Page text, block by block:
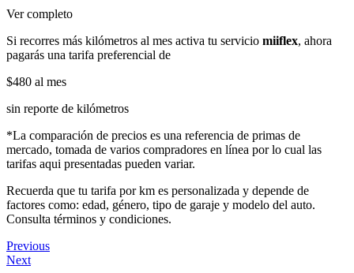
Ver completo
Si recorres más kilómetros al mes activa tu servicio miiflex, ahora
pagarás una tarifa preferencial de
$480 al mes
sin reporte de kilómetros
*La comparación de precios es una referencia de primas de
mercado, tomada de varios compradores en línea por lo cual las
tarifas aqui presentadas pueden variar.
Recuerda que tu tarifa por km es personalizada y depende de
factores como: edad, género, tipo de garaje y modelo del auto.
Consulta términos y condiciones.
Previous
Next